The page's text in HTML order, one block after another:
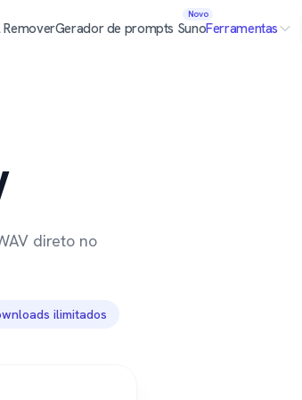
RemoverGerador de prompts Suno
Novo
Ferramentas
direto no
ilimitados